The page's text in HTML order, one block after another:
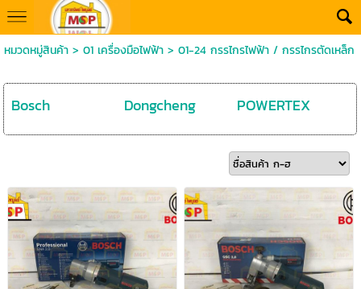
หมวดหมู่สินค้า> 01 เครื่องมือไฟฟ้า> 01-24 กรรไกรไฟฟ้า / กรรไกรตัดเหล็ก
Bosch Dongcheng POWERTEX